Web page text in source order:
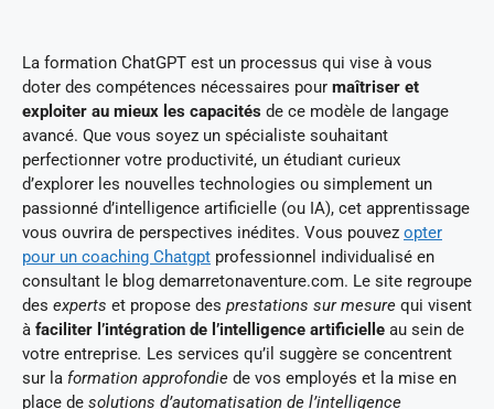
La formation ChatGPT est un processus qui vise à vous
doter des compétences nécessaires pour maîtriser et
exploiter au mieux les capacités de ce modèle de langage
avancé. Que vous soyez un spécialiste souhaitant
perfectionner votre productivité, un étudiant curieux
d’explorer les nouvelles technologies ou simplement un
passionné d’intelligence artificielle (ou IA), cet apprentissage
vous ouvrira de perspectives inédites. Vous pouvez opter
pour un coaching Chatgpt professionnel individualisé en
consultant le blog demarretonaventure.com. Le site regroupe
des experts et propose des prestations sur mesure qui visent
à faciliter l’intégration de l’intelligence artificielle au sein de
votre entreprise. Les services qu’il suggère se concentrent
sur la formation approfondie de vos employés et la mise en
place de solutions d’automatisation de l’intelligence